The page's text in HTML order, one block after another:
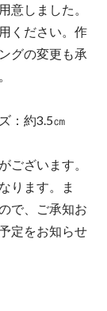
意しました。
ください。作
グの変更も承
：約3.5㎝
ございます。
ります。ま
で、ご承知お
定をお知らせ